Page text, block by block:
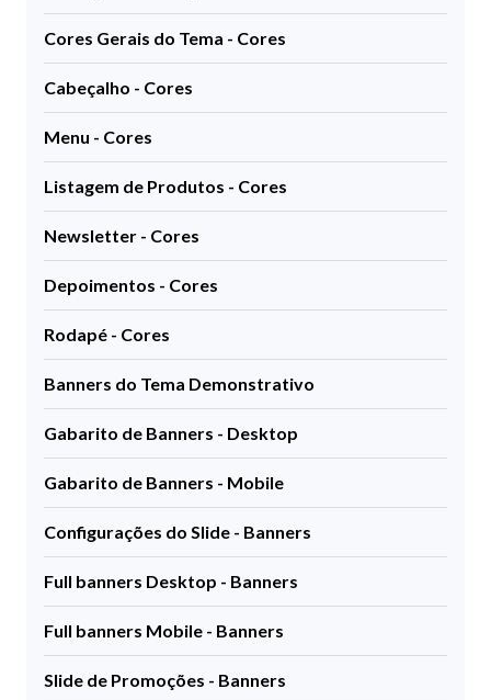
Cores Gerais do Tema - Cores
Cabeçalho - Cores
Menu - Cores
Listagem de Produtos - Cores
Newsletter - Cores
Depoimentos - Cores
Rodapé - Cores
Banners do Tema Demonstrativo
Gabarito de Banners - Desktop
Gabarito de Banners - Mobile
Configurações do Slide - Banners
Full banners Desktop - Banners
Full banners Mobile - Banners
Slide de Promoções - Banners